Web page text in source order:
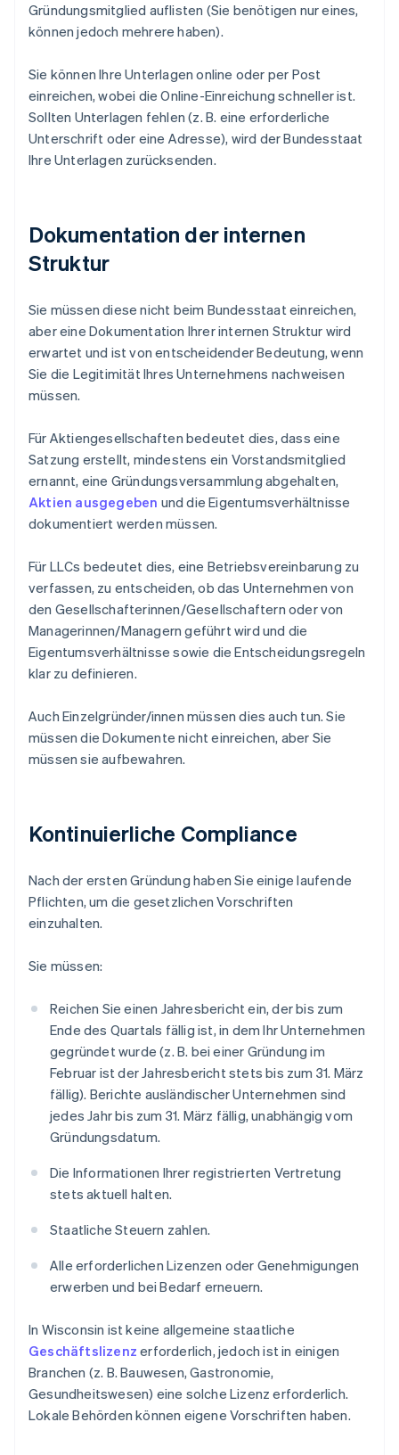
Gründungsmitglied auflisten (Sie benötigen nur eines,
können jedoch mehrere haben).
Sie können Ihre Unterlagen online oder per Post
einreichen, wobei die Online-Einreichung schneller ist.
Sollten Unterlagen fehlen (z. B. eine erforderliche
Unterschrift oder eine Adresse), wird der Bundesstaat
Ihre Unterlagen zurücksenden.
Dokumentation der internen
Struktur
Sie müssen diese nicht beim Bundesstaat einreichen,
aber eine Dokumentation Ihrer internen Struktur wird
erwartet und ist von entscheidender Bedeutung, wenn
Sie die Legitimität Ihres Unternehmens nachweisen
müssen.
Für Aktiengesellschaften bedeutet dies, dass eine
Satzung erstellt, mindestens ein Vorstandsmitglied
ernannt, eine Gründungsversammlung abgehalten,
Aktien ausgegeben und die Eigentumsverhältnisse
dokumentiert werden müssen.
Für LLCs bedeutet dies, eine Betriebsvereinbarung zu
verfassen, zu entscheiden, ob das Unternehmen von
den Gesellschafterinnen/Gesellschaftern oder von
Managerinnen/Managern geführt wird und die
Eigentumsverhältnisse sowie die Entscheidungsregeln
klar zu definieren.
Auch Einzelgründer/innen müssen dies auch tun. Sie
müssen die Dokumente nicht einreichen, aber Sie
müssen sie aufbewahren.
Kontinuierliche Compliance
Nach der ersten Gründung haben Sie einige laufende
Pflichten, um die gesetzlichen Vorschriften
einzuhalten.
Sie müssen:
Reichen Sie einen Jahresbericht ein, der bis zum
Ende des Quartals fällig ist, in dem Ihr Unternehmen
gegründet wurde (z. B. bei einer Gründung im
Februar ist der Jahresbericht stets bis zum 31. März
fällig). Berichte ausländischer Unternehmen sind
jedes Jahr bis zum 31. März fällig, unabhängig vom
Gründungsdatum.
Die Informationen Ihrer registrierten Vertretung
stets aktuell halten.
Staatliche Steuern zahlen.
Alle erforderlichen Lizenzen oder Genehmigungen
erwerben und bei Bedarf erneuern.
In Wisconsin ist keine allgemeine staatliche
Geschäftslizenz erforderlich, jedoch ist in einigen
Branchen (z. B. Bauwesen, Gastronomie,
Gesundheitswesen) eine solche Lizenz erforderlich.
Lokale Behörden können eigene Vorschriften haben.